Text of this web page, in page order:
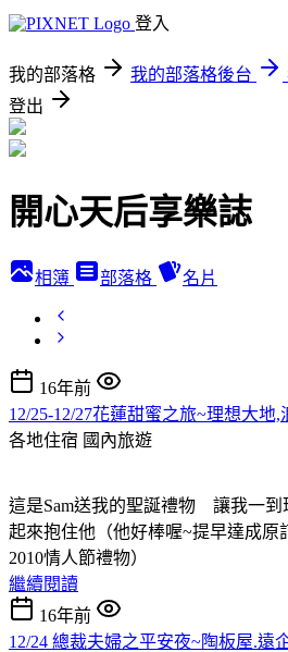
登入
我的部落格 我的部落格後台
登出
開心天后享樂誌
相簿 部落格 名片
16年前
12/25-12/27花蓮甜蜜之旅~理想大地,
各地住宿 國內旅遊
這是Sam送我的聖誕禮物 讓我一到
起來抱住他（他好棒喔~提早達成原
2010情人節禮物）
繼續閱讀
16年前
12/24 總裁夫婦之平安夜~陶板屋.遠